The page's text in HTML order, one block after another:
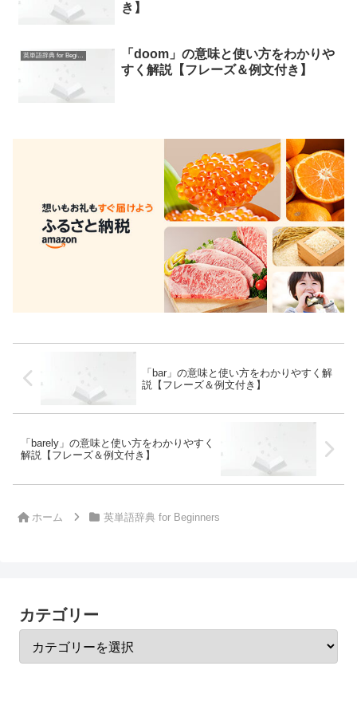
き】
英単語辞典 for Beginners
「doom」の意味と使い方をわかりや
すく解説【フレーズ＆例文付き】
「bar」の意味と使い方をわかりやすく解
説【フレーズ＆例文付き】
「barely」の意味と使い方をわかりやすく
解説【フレーズ＆例文付き】
ホーム 英単語辞典 for Beginners
カテゴリー